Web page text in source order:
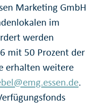
Marketing GmbH
im
werden
mit 50 Prozent der
erhalten weitere
.